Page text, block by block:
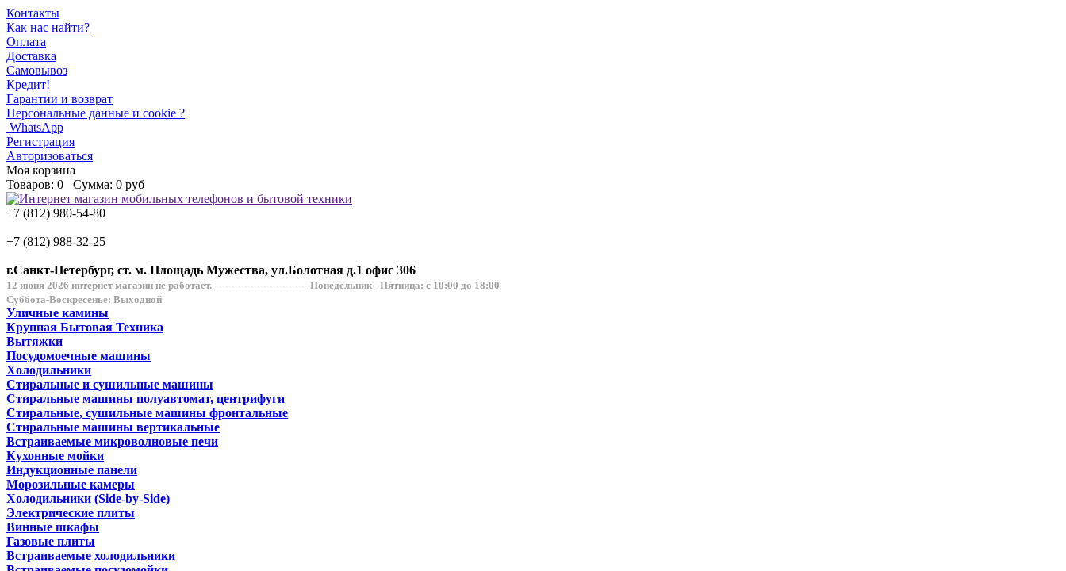
Контакты
Как нас найти?
Оплата
Доставка
Самовывоз
Кредит!
Гарантии и возврат
Персональные данные и cookie ?
WhatsApp
Регистрация
Авторизоваться
Моя корзина
Товаров: 0 Сумма: 0 руб
+7 (812) 980-54-80
+7 (812) 988-32-25
г.Санкт-Петербург, ст. м. Площадь Мужества, ул.Болотная д.1 офис 306
12 июня 2026 интернет магазин не работает.-------------------------------Понедельник - Пятница: с 10:00 до 18:00
Суббота-Воскресенье: Выходной
Уличные камины
Крупная Бытовая Техника
Вытяжки
Посудомоечные машины
Холодильники
Стиральные и сушильные машины
Стиральные машины полуавтомат, центрифуги
Стиральные, сушильные машины фронтальные
Стиральные машины вертикальные
Встраиваемые микроволновые печи
Кухонные мойки
Индукционные панели
Морозильные камеры
Холодильники (Side-by-Side)
Электрические плиты
Винные шкафы
Газовые плиты
Встраиваемые холодильники